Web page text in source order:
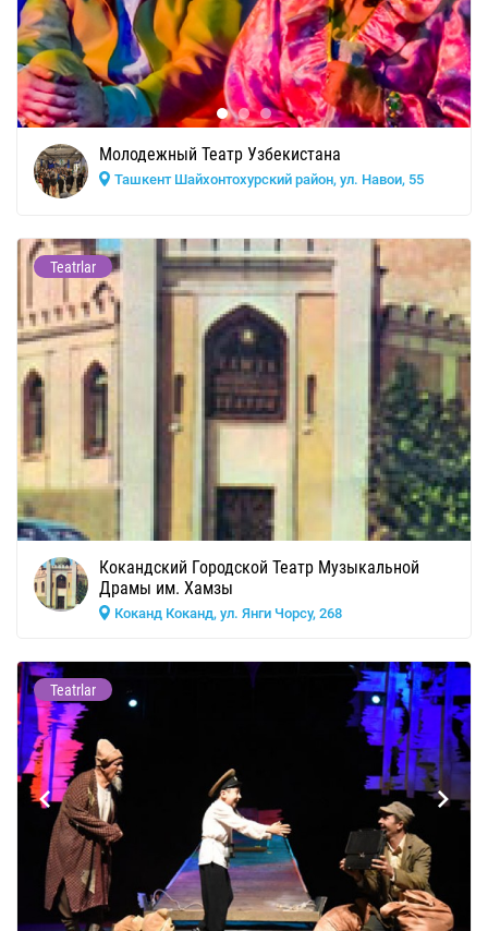
Молодежный Театр Узбекистана
Ташкент Шайхонтохурский район, ул. Навои, 55
Teatrlar
Кокандский Городской Театр Музыкальной
Драмы им. Хамзы
Коканд Коканд, ул. Янги Чорсу, 268
Teatrlar